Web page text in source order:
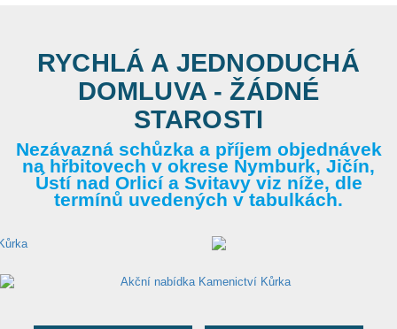
RYCHLÁ A JEDNODUCHÁ
DOMLUVA - ŽÁDNÉ
STAROSTI
Nezávazná schůzka a příjem objednávek
na hřbitovech v okrese Nymburk, Jičín,
Ústí nad Orlicí a Svitavy viz níže, dle
termínů uvedených v tabulkách.